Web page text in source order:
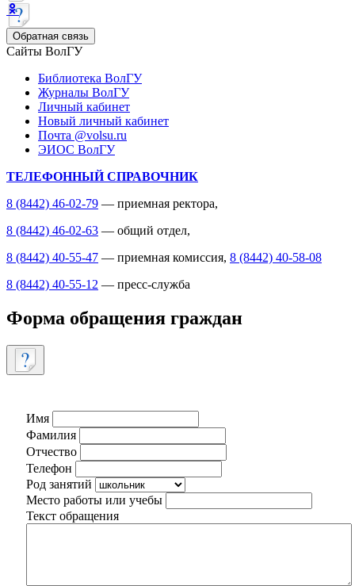
Обратная связь
Сайты ВолГУ
Библиотека ВолГУ
Журналы ВолГУ
Личный кабинет
Новый личный кабинет
Почта @volsu.ru
ЭИОС ВолГУ
ТЕЛЕФОННЫЙ СПРАВОЧНИК
8 (8442) 46-02-79 — приемная ректора,
8 (8442) 46-02-63 — общий отдел,
8 (8442) 40-55-47 — приемная комиссия, 8 (8442) 40-58-08
8 (8442) 40-55-12 — пресс-служба
Форма обращения граждан
Имя
Фамилия
Отчество
Телефон
Род занятий
Место работы или учебы
Текст обращения